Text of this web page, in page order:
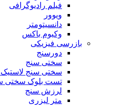
فیلم رادیوگرافی
ویوور
دانسیتومتر
وکیوم باکس
بازرسی فیزیکی
دورسنج
سختی سنج
سختی سنج لاستیک
تست بلوک سختی
لرزش سنج
متر لیزری